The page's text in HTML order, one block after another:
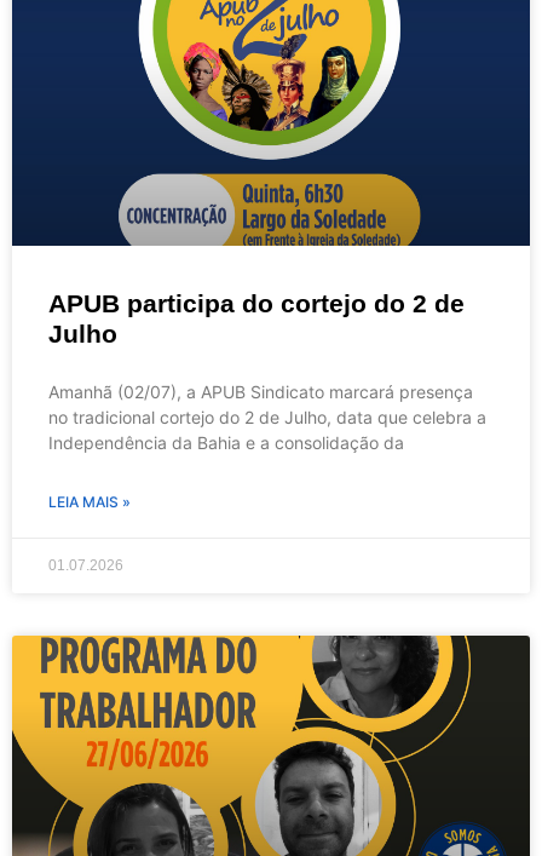
APUB participa do cortejo do 2 de
Julho
Amanhã (02/07), a APUB Sindicato marcará presença
no tradicional cortejo do 2 de Julho, data que celebra a
Independência da Bahia e a consolidação da
LEIA MAIS »
01.07.2026